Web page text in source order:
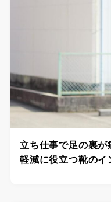
立ち仕事で足の裏
軽減に役立つ靴のイ